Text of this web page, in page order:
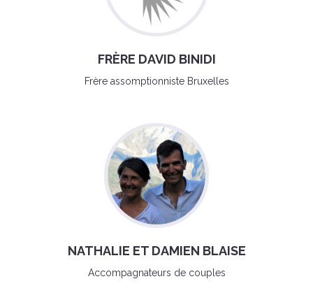
FRÈRE DAVID BINIDI
Frère assomptionniste Bruxelles
NATHALIE ET DAMIEN BLAISE
Accompagnateurs de couples